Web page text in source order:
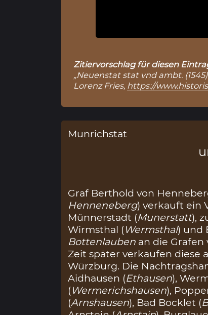
Zitiervorschlag für diesen
„Neuenstat stat vnd ambt.
Lorenz Fries, https://
Munrichstat
Graf Berthold von
Henneneberg) verkauft ein
Münnerstadt (Munerstatt),
Wirmsthal (Wermsthal) und
Bottenlauben an die Grafen
Zeit später verkaufen diese
Würzburg. Die
Aidhausen (Ethausen),
(Wermerichshausen),
(Arnshausen), Bad Bocklet (